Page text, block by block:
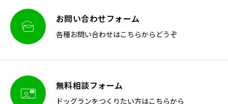
 お問い合わせフォーム
各種お問い合わせはこちらからどうぞ
 無料相談フォーム
ドッグランをつくりたい方はこちらから